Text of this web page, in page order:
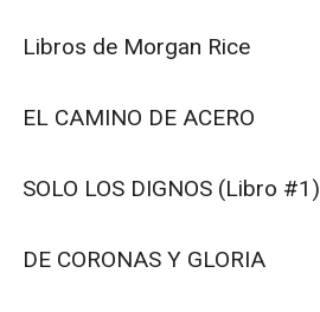
Libros de Morgan Rice
EL CAMINO DE ACERO
SOLO LOS DIGNOS (Libro #1)
DE CORONAS Y GLORIA